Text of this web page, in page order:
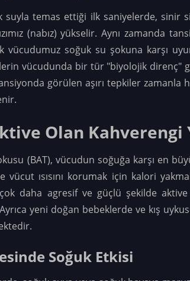
suyla temas ettiği ilk saniyelerde, sinir
(nabız) yükselir. Aynı zamanda
vücudumuz soğuk su şokuna karşı
vücudunda bir tür "biyolojik direnç"
görülen aşırı tepkiler
Olan Kahverengi
(BAT), vücudun soğuğa karşı en
vücut ısısını korumak için kalori
daha agresif ve güçlü şekilde
yeni doğan bebeklerde ve kış
Soğuk Etkisi